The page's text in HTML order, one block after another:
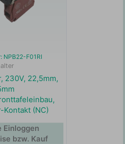
NPB22-F01RI
230V, 22,5mm,
Kontakt (NC)
Einloggen
bzw. Kauf